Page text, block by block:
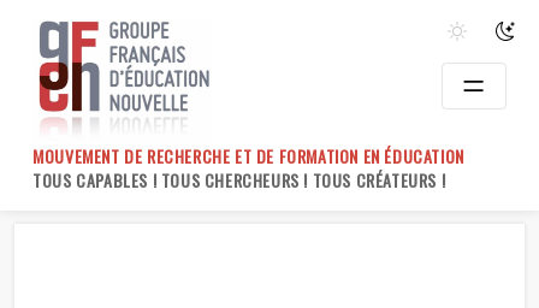
content
MOUVEMENT DE RECHERCHE ET DE FORMATION EN ÉDUCATION
TOUS CAPABLES ! TOUS CHERCHEURS ! TOUS CRÉATEURS !